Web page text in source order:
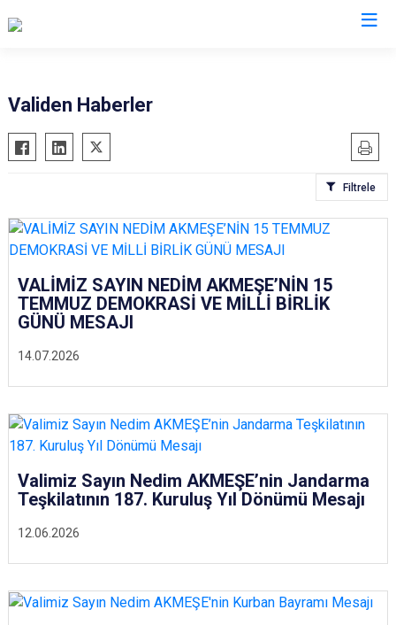
Validen Haberler
Filtrele
14.07.2026
VALİMİZ SAYIN NEDİM AKMEŞE’NİN 15
TEMMUZ DEMOKRASİ VE MİLLİ BİRLİK
GÜNÜ MESAJI
12.06.2026
Valimiz Sayın Nedim AKMEŞE’nin Jandarma
Teşkilatının 187. Kuruluş Yıl Dönümü Mesajı